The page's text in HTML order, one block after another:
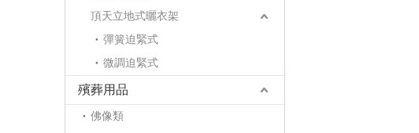
頂天立地式曬衣架
彈簧迫緊式
微調迫緊式
殯葬用品
佛像類